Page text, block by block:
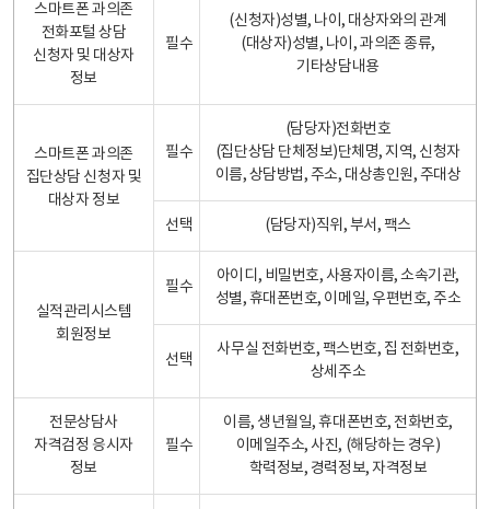
스마트폰 과의존
전화포털 상담
신청자 및 대상자
정보
필수
(신청자)성별, 나이, 대상자와의 관계
(대상자)성별, 나이, 과의존 종류,
기타상담내용
스마트폰 과의존
집단상담 신청자 및
대상자 정보
필수
(담당자)전화번호
(집단상담 단체정보)단체명, 지역, 신청자
이름, 상담방법, 주소, 대상총인원, 주대상
선택 (담당자)직위, 부서, 팩스
실적관리시스템
회원정보
필수
아이디, 비밀번호, 사용자이름, 소속기관,
성별, 휴대폰번호, 이메일, 우편번호, 주소
선택
사무실 전화번호, 팩스번호, 집 전화번호,
상세주소
전문상담사
자격검정 응시자
정보
필수
이름, 생년월일, 휴대폰번호, 전화번호,
이메일주소, 사진, (해당하는 경우)
학력정보, 경력정보, 자격정보